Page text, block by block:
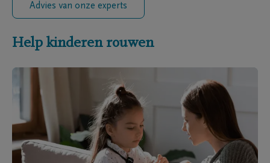
Advies van onze experts
Help kinderen rouwen